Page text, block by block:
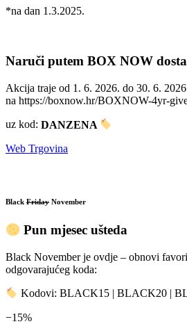
*na dan 1.3.2025.
Naruči putem BOX NOW
Akcija traje od 1. 6. 2026. do 30. 6.
na https://boxnow.hr/BOXNOW-4yr-
uz kod: DANZENA
Web Trgovina
Black Friday November
Pun mjesec ušteda
Black November je ovdje – obnovi
odgovarajućeg koda:
Kodovi: BLACK15 | BLACK20 |
−15%